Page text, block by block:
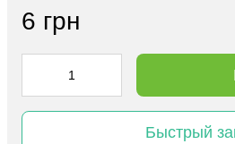
6 грн
Быстрый